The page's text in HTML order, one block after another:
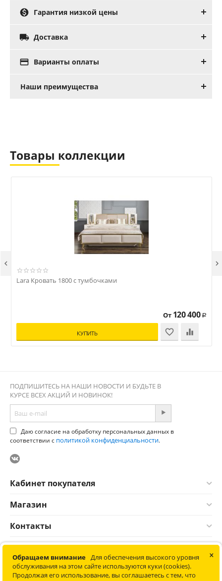
 Гарантия низкой цены
 Доставка
 Варианты оплаты
Наши преимущества
Товары коллекции
Lara Кровать 1800 с тумбочками
От 120 400 Р
КУПИТЬ
 
ПОДПИШИТЕСЬ НА НАШИ НОВОСТИ И БУДЬТЕ В
КУРСЕ ВСЕХ АКЦИЙ И НОВИНОК!
Даю согласие на обработку персональных данных в
соответствии с политикой конфиденциальности.
Кабинет покупателя
Магазин
Контакты
© 2012-2026 Соната. Все права защищены. Информация сайта
защищена законом об авторских правах. Не является
публичной офертой.
×
Обращаем внимание Для обеспечения высокого уровня
обслуживания на этом сайте используются куки (cookies).
Продолжая его использование, вы соглашаетесь с тем, что